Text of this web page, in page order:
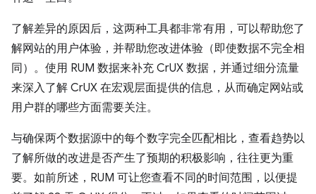
了解差异的原因后，这两种工具都非常有用，可以帮助您了
解网站的用户体验，并帮助您改进体验（即使数据不完全相
同）。使用 RUM 数据来补充 CrUX 数据，并通过细分流量
来深入了解 CrUX 在宏观层面提供的信息，从而确定网站或
用户群的哪些方面需要关注。
与确保两个数据源中的每个数字完全匹配相比，查看趋势以
了解所做的改进是否产生了预期的积极影响，往往更为重
要。如前所述，RUM 可让您查看不同的时间范围，以便提